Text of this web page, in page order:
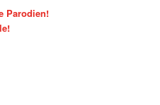
Parodien!